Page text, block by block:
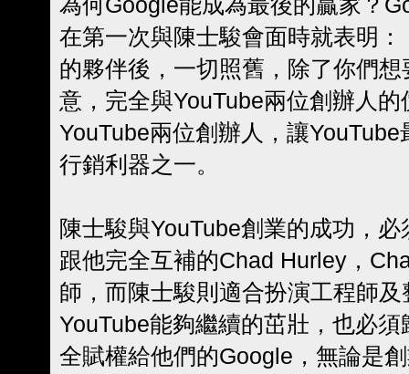
在第一次與陳士駿會面時就表明
的夥伴後，一切照舊，除了你們
意，完全與YouTube兩位創辦人
YouTube兩位創辦人，讓
行銷利器之一。
陳士駿與YouTube創業的成功，
跟他完全互補的Chad Hurley，
師，而陳士駿則適合扮演工程師
YouTube能夠繼續的茁壯，也必
全賦權給他們的Google，無論是